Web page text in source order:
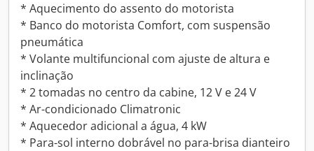
* Aquecimento do assento do motorista
* Banco do motorista Comfort, com suspensão
pneumática
* Volante multifuncional com ajuste de altura e
inclinação
* 2 tomadas no centro da cabine, 12 V e 24 V
* Ar-condicionado Climatronic
* Aquecedor adicional a água, 4 kW
* Para-sol interno dobrável no para-brisa dianteiro